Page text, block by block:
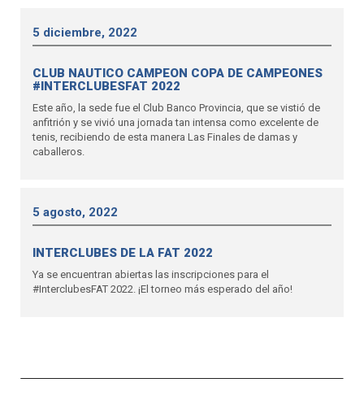
5 diciembre, 2022
CLUB NAUTICO CAMPEON COPA DE CAMPEONES
#INTERCLUBESFAT 2022
Este año, la sede fue el Club Banco Provincia, que se vistió de
anfitrión y se vivió una jornada tan intensa como excelente de
tenis, recibiendo de esta manera Las Finales de damas y
caballeros.
5 agosto, 2022
INTERCLUBES DE LA FAT 2022
Ya se encuentran abiertas las inscripciones para el
#InterclubesFAT 2022. ¡El torneo más esperado del año!